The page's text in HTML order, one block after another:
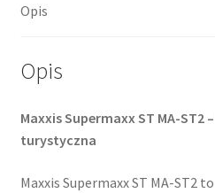
TL
Opis
Opis
Maxxis Supermaxx ST MA-
turystyczna
Maxxis Supermaxx ST MA-ST2